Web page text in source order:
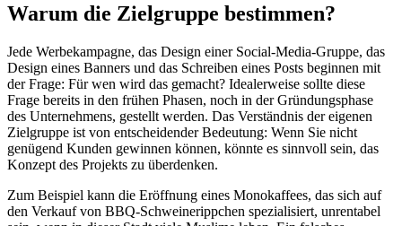
Warum die Zielgruppe bestimmen?
Jede Werbekampagne, das Design einer Social-Media-Gruppe, das
Design eines Banners und das Schreiben eines Posts beginnen mit
der Frage: Für wen wird das gemacht? Idealerweise sollte diese
Frage bereits in den frühen Phasen, noch in der Gründungsphase
des Unternehmens, gestellt werden. Das Verständnis der eigenen
Zielgruppe ist von entscheidender Bedeutung: Wenn Sie nicht
genügend Kunden gewinnen können, könnte es sinnvoll sein, das
Konzept des Projekts zu überdenken.
Zum Beispiel kann die Eröffnung eines Monokaffees, das sich auf
den Verkauf von BBQ-Schweinerippchen spezialisiert, unrentabel